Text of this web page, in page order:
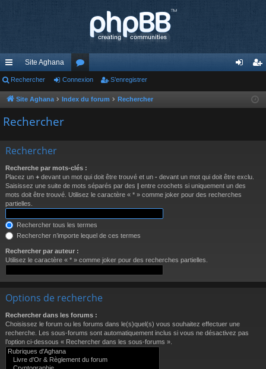
cc
ès
ra
de
Site Aghana
or
u nr
Rechercher Connexion S’enregistrer
Site Aghana Index du forum Rechercher
Rechercher
Rechercher
Recherche par mots-clés :
Placez un + devant un mot qui doit être trouvé et un - devant un mot qui doit être exclu.
Saisissez une suite de mots séparés par des | entre crochets si uniquement un des
mots doit être trouvé. Utilisez le caractère « * » comme joker pour des recherches
partielles.
Rechercher tous les termes
Rechercher n’importe lequel de ces termes
Rechercher par auteur :
Utilisez le caractère « * » comme joker pour des recherches partielles.
Options de recherche
Rechercher dans les forums :
Choisissez le forum ou les forums dans le(s)quel(s) vous souhaitez effectuer une
recherche. Les sous-forums sont automatiquement inclus si vous ne désactivez pas
l’option ci-dessous « Rechercher dans les sous-forums ».